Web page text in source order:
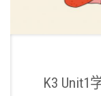
K3 Unit1